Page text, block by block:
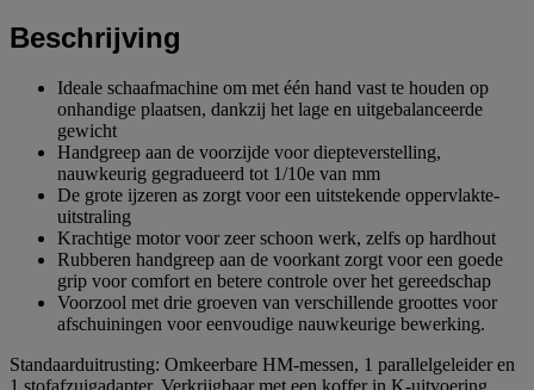
Beschrijving
Ideale schaafmachine om met één hand vast te houden op
onhandige plaatsen, dankzij het lage en uitgebalanceerde
gewicht
Handgreep aan de voorzijde voor diepteverstelling,
nauwkeurig gegradueerd tot 1/10e van mm
De grote ijzeren as zorgt voor een uitstekende oppervlakte-
uitstraling
Krachtige motor voor zeer schoon werk, zelfs op hardhout
Rubberen handgreep aan de voorkant zorgt voor een goede
grip voor comfort en betere controle over het gereedschap
Voorzool met drie groeven van verschillende groottes voor
afschuiningen voor eenvoudige nauwkeurige bewerking.
Standaarduitrusting: Omkeerbare HM-messen, 1 parallelgeleider en